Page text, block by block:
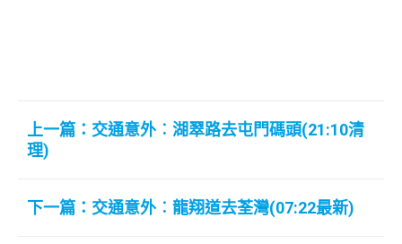
上一篇：交通意外︰湖翠路去屯門碼頭(21:10清
理)
下一篇：交通意外︰龍翔道去荃灣(07:22最新)